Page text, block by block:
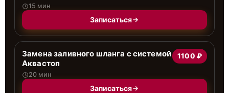
15 мин
Записаться
Замена заливного шланга с системой
Аквастоп
20 мин
1100 ₽
Записаться